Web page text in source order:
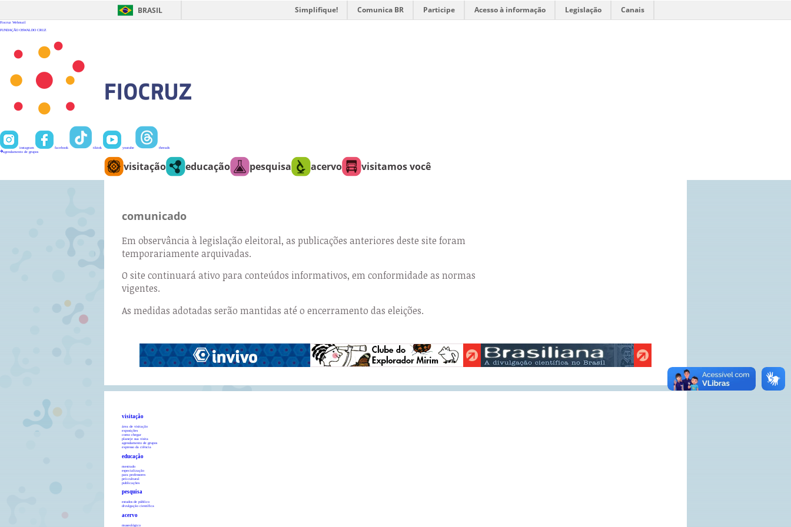
BRASIL Simplifique! Comunica BR Participe Acesso à informação Legislação Canais
Fiocruz Webmail
FUNDAÇÃO OSWALDO CRUZ
instagram facebook tiktok youtube
threads
agendamento de grupos
visitação educação pesquisa acervo visitamos você
comunicado
Em observância à legislação eleitoral, as publicações anteriores deste site foram
temporariamente arquivadas.
O site continuará ativo para conteúdos informativos, em conformidade as normas
vigentes.
As medidas adotadas serão mantidas até o encerramento das eleições.
visitação
área de visitação
exposições
como chegar
planeje sua visita
agendamento de grupos
expresso da ciência
educação
mestrado
especialização
para professores
pró-cultural
publicações
pesquisa
estudos de público
divulgação científica
acervo
museológico